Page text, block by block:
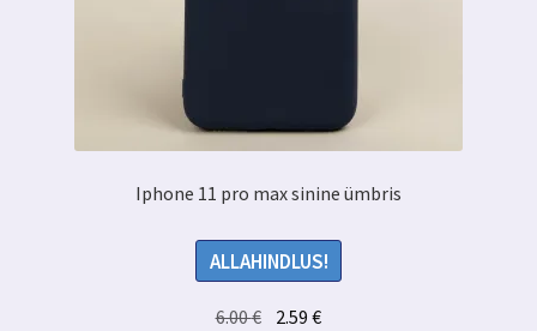
Iphone 11 pro max sinine ümbris
ALLAHINDLUS!
6.00€ Algne
2.59€Praegune